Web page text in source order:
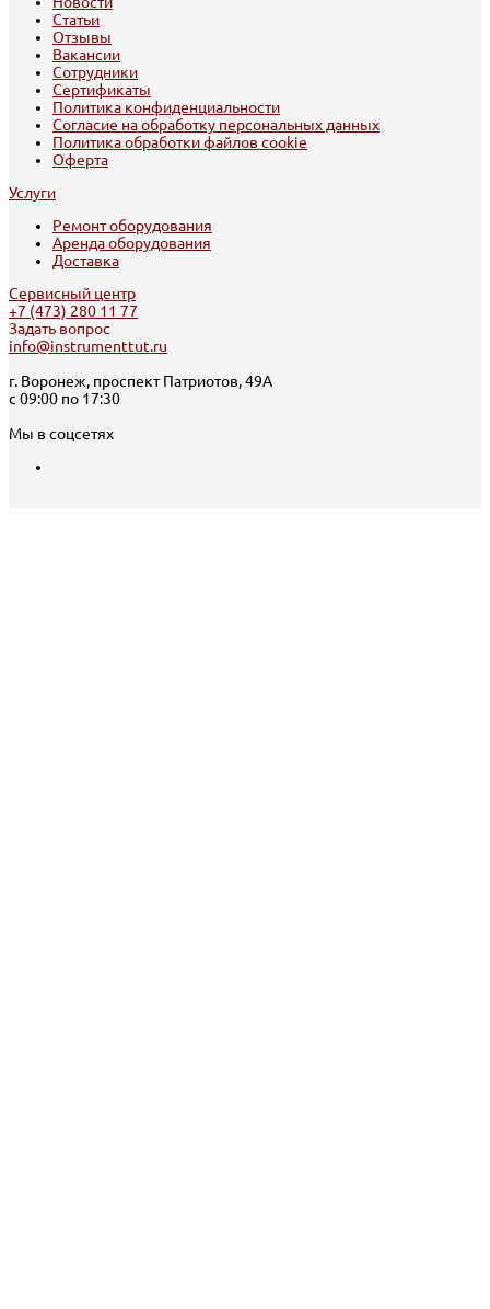
Статьи
Отзывы
Вакансии
Сотрудники
Сертификаты
Политика конфиденциальности
Согласие на обработку персональных данных
Политика обработки файлов cookie
Оферта
Услуги
Ремонт оборудования
Аренда оборудования
Доставка
Сервисный центр
+7 (473) 280 11 77
Задать вопрос
info@instrumenttut.ru
г. Воронеж, проспект Патриотов, 49А
с 09:00 по 17:30
Мы в соцсетях